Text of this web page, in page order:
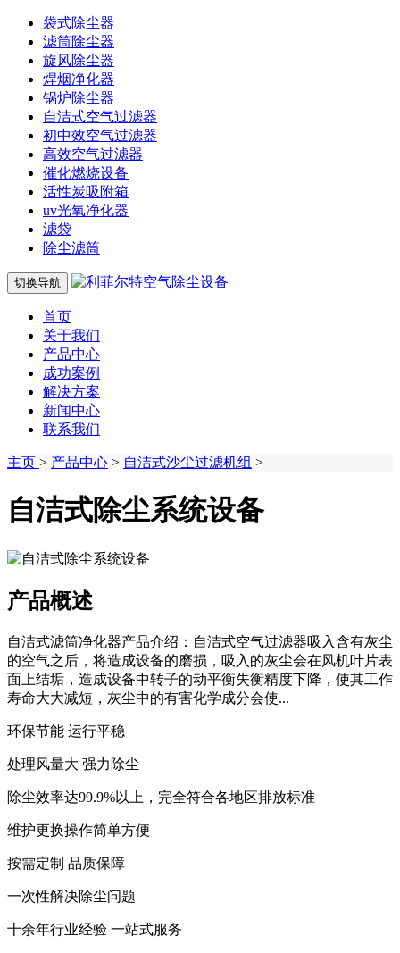
袋式除尘器
滤筒除尘器
旋风除尘器
焊烟净化器
锅炉除尘器
自洁式空气过滤器
初中效空气过滤器
高效空气过滤器
催化燃烧设备
活性炭吸附箱
uv光氧净化器
滤袋
除尘滤筒
切换导航
首页
关于我们
产品中心
成功案例
解决方案
新闻中心
联系我们
主页 > 产品中心 > 自洁式沙尘过滤机组 >
自洁式除尘系统设备
产品概述
自洁式滤筒净化器产品介绍：自洁式空气过滤器吸入含有灰尘
的空气之后，将造成设备的磨损，吸入的灰尘会在风机叶片表
面上结垢，造成设备中转子的动平衡失衡精度下降，使其工作
寿命大大减短，灰尘中的有害化学成分会使...
环保节能 运行平稳
处理风量大 强力除尘
除尘效率达99.9%以上，完全符合各地区排放标准
维护更换操作简单方便
按需定制 品质保障
一次性解决除尘问题
十余年行业经验 一站式服务